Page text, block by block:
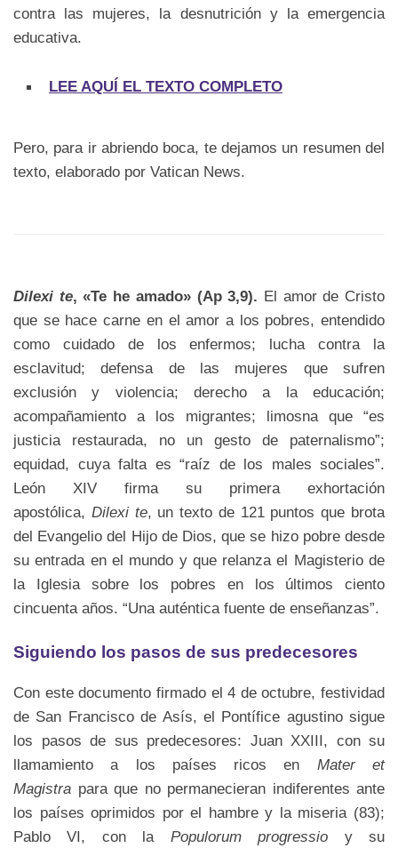
contra las mujeres, la desnutrición y la emergencia
educativa.
LEE AQUÍ EL TEXTO COMPLETO
Pero, para ir abriendo boca, te dejamos un resumen del
texto, elaborado por Vatican News.
Dilexi te, «Te he amado» (Ap 3,9). El amor de Cristo
que se hace carne en el amor a los pobres, entendido
como cuidado de los enfermos; lucha contra la
esclavitud; defensa de las mujeres que sufren
exclusión y violencia; derecho a la educación;
acompañamiento a los migrantes; limosna que “es
justicia restaurada, no un gesto de paternalismo”;
equidad, cuya falta es “raíz de los males sociales”.
León XIV firma su primera exhortación
apostólica, Dilexi te, un texto de 121 puntos que brota
del Evangelio del Hijo de Dios, que se hizo pobre desde
su entrada en el mundo y que relanza el Magisterio de
la Iglesia sobre los pobres en los últimos ciento
cincuenta años. “Una auténtica fuente de enseñanzas”.
Siguiendo los pasos de sus predecesores
Con este documento firmado el 4 de octubre, festividad
de San Francisco de Asís, el Pontífice agustino sigue
los pasos de sus predecesores: Juan XXIII, con su
llamamiento a los países ricos en Mater et
Magistra para que no permanecieran indiferentes ante
los países oprimidos por el hambre y la miseria (83);
Pablo VI, con la Populorum progressio y su